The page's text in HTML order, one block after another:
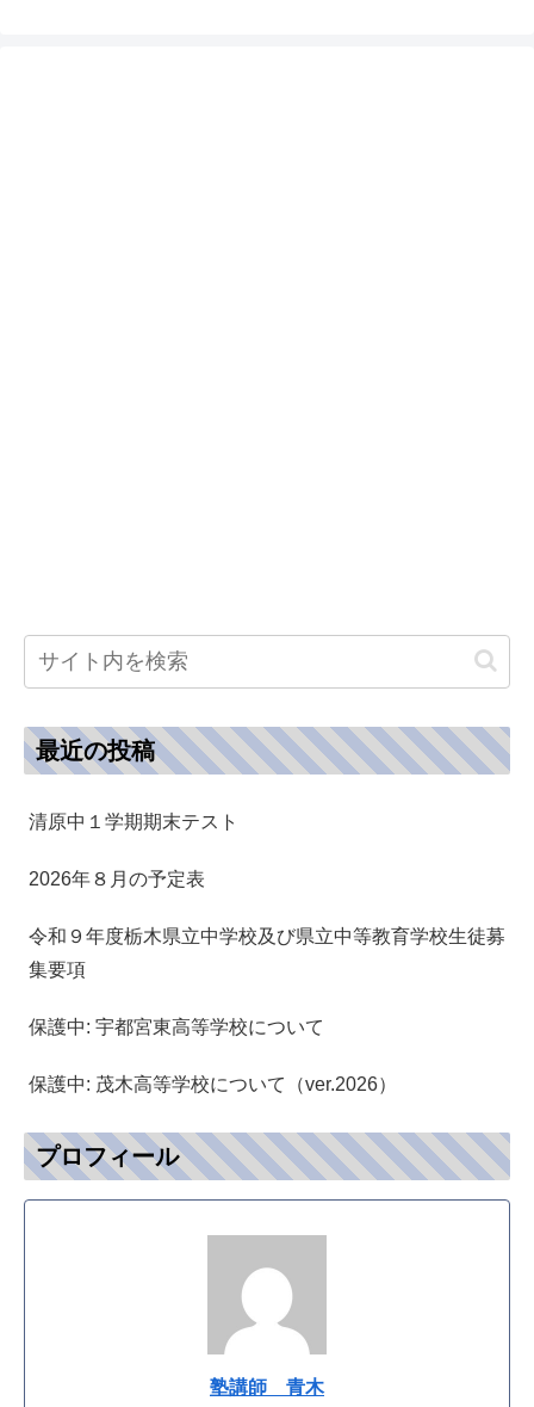
最近の投稿
清原中１学期期末テスト
2026年８月の予定表
令和９年度栃木県立中学校及び県立中等教育学校生徒募
集要項
保護中: 宇都宮東高等学校について
保護中: 茂木高等学校について（ver.2026）
プロフィール
塾講師 青木